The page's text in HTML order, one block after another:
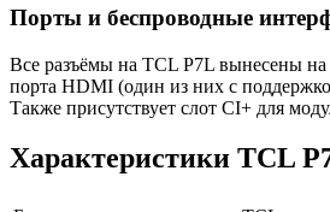
Порты и беспроводные
Все разъёмы на TCL P7L вынесены на
порта HDMI (один из них с
Также присутствует слот CI+ для
Характеристики TCL